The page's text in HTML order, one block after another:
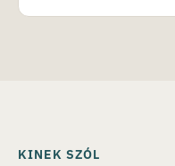
KINEK SZÓL